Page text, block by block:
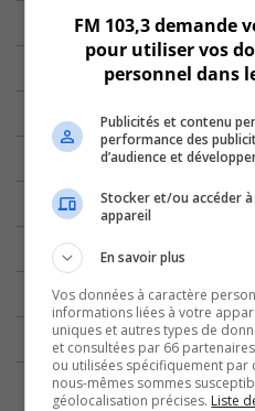
FM 103,3 demande
pour utiliser vos
personnel dans
Publicités et contenu
performance des
d’audience et
Stocker et/ou accéder
appareil
En savoir plus
Vos données à caractère
informations liées à votre
uniques et autres types de
et consultées par 66
ou utilisées spécifiquement par
nous-mêmes sommes
géolocalisation précises. Liste